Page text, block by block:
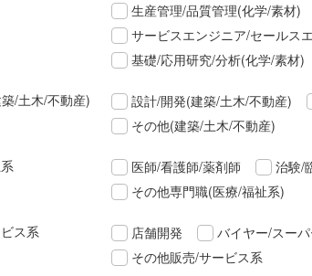
生産管理/品質管理(化学/素材)
サービスエンジニア/セールス
基礎/応用研究/分析(化学/素材)
/土木/不動産) 設計/開発(建築/土木/不動産)
その他(建築/土木/不動産)
医師/看護師/薬剤師 治験/
その他専門職(医療/福祉系)
ス系 店舗開発 バイヤー/スー
その他販売/サービス系